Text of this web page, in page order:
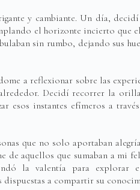
y cambiante. Un día,
el horizonte incierto que
sin rumbo, dejando sus
a reflexionar sobre las
Decidí recorrer la
esos instantes efímeros a
que no solo aportaban
de aquellos que sumaban a mi
la valentía para explorar
dispuestas a compartir su